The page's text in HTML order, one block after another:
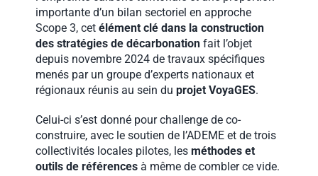
importante d’un bilan sectoriel en approche
Scope 3, cet élément clé dans la construction
des stratégies de décarbonationfait l’objet
depuis novembre 2024 de travaux spécifiques
menés par un groupe d’experts nationaux et
régionaux réunis au sein du projet VoyaGES.
Celui-ci s’est donné pour challenge de co-
construire, avec le soutien de l’ADEME et de trois
collectivités locales pilotes, les méthodes et
outils de référencesà même de combler ce vide.